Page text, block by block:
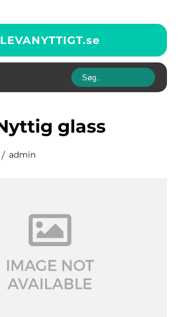
LEVANYTTIGT.se
nyttig glass
admin